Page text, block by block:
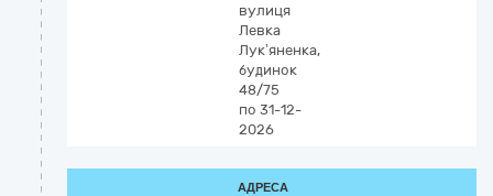
вулиця
Левка
Лук’яненка,
будинок
48/75
по 31-12-
2026
АДРЕСА